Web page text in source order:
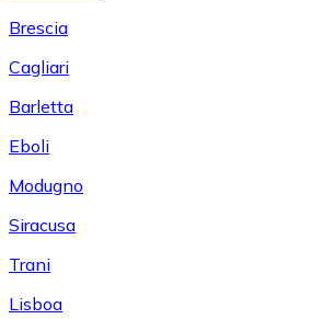
Brescia
Cagliari
Barletta
Eboli
Modugno
Siracusa
Trani
Lisboa